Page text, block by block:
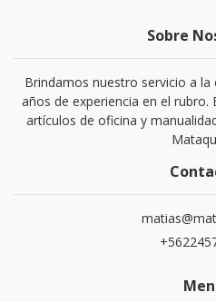
Sobre
Brindamos nuestro servicio a
años de experiencia en el rubro.
artículos de oficina y